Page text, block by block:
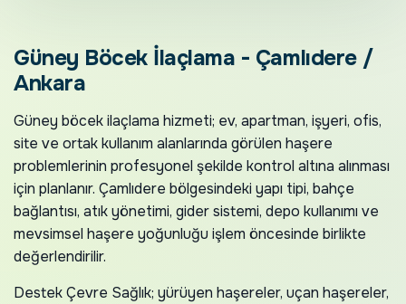
Güney Böcek İlaçlama - Çamlıdere /
Ankara
Güney böcek ilaçlama hizmeti; ev, apartman, işyeri, ofis,
site ve ortak kullanım alanlarında görülen haşere
problemlerinin profesyonel şekilde kontrol altına alınması
için planlanır. Çamlıdere bölgesindeki yapı tipi, bahçe
bağlantısı, atık yönetimi, gider sistemi, depo kullanımı ve
mevsimsel haşere yoğunluğu işlem öncesinde birlikte
değerlendirilir.
Destek Çevre Sağlık; yürüyen haşereler, uçan haşereler,